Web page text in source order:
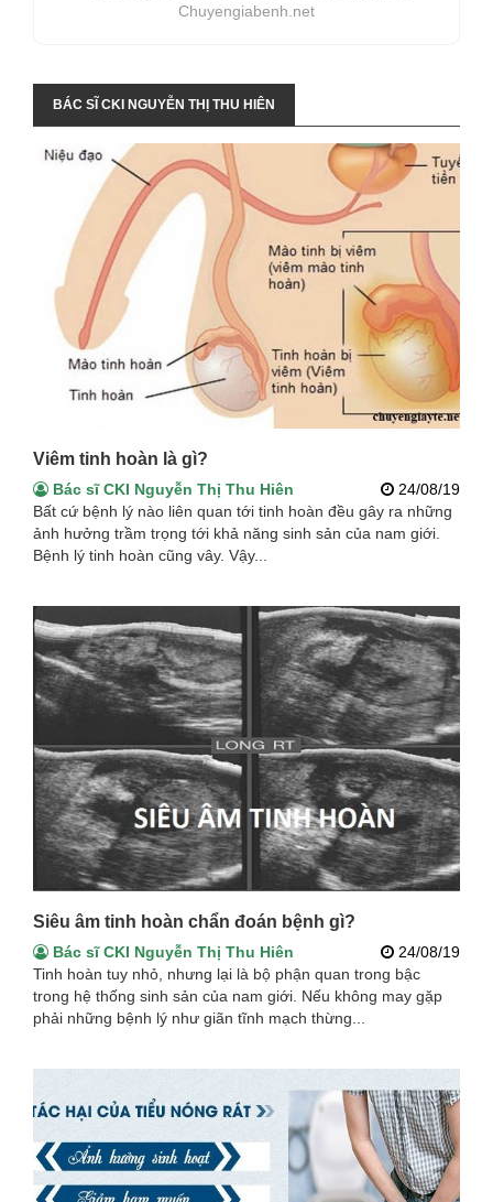
Chuyengiabenh.net
BÁC SĨ CKI NGUYỄN THỊ THU HIÊN
Viêm tinh hoàn là gì?
Bác sĩ CKI Nguyễn Thị Thu Hiên
24/08/19
Bất cứ bệnh lý nào liên quan tới tinh hoàn đều gây ra những
ảnh hưởng trầm trọng tới khả năng sinh sản của nam giới.
Bệnh lý tinh hoàn cũng vây. Vậy...
Siêu âm tinh hoàn chẩn đoán bệnh gì?
Bác sĩ CKI Nguyễn Thị Thu Hiên
24/08/19
Tinh hoàn tuy nhỏ, nhưng lại là bộ phận quan trong bậc
trong hệ thống sinh sản của nam giới. Nếu không may gặp
phải những bệnh lý như giãn tĩnh mạch thừng...